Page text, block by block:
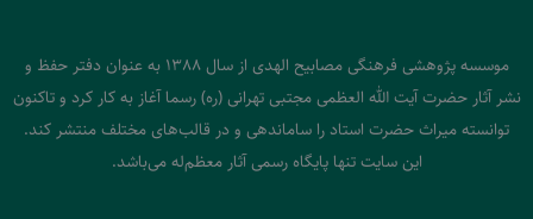
موسسه پژوهشی فرهنگی مصابیح الهدی از سال 1388 به عنوان دفتر حفظ و
نشر آثار حضرت آیت الله العظمی مجتبی تهرانی (ره) رسما آغاز به کار کرد و تاکنون
توانسته میراث حضرت استاد را ساماندهی و در قالب‌های مختلف منتشر کند.
این سایت تنها پایگاه رسمی آثار معظم‌له می‌باشد.